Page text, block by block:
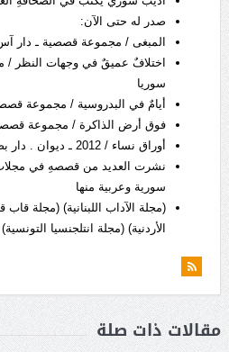
صدر له حتى الآن:
المبغى / مجموعة قصصية ـ دار
اختلافٌ عميقٌ في وجهات النظر
سوريا
أيامٌ في البدروسية / مجموعة
فوق أرض الذاكرة / مجموعة
أوراق نساء / 2012 ـ ديوان . دار بصمات ـ سوريا
نشرت العديد من قصصهِ في
سورية وعربية منها
(مجلة الآداب اللبنانية) (مجلة
الأردنية) (مجلة انتلجنسيا
مقالات ذات صلة